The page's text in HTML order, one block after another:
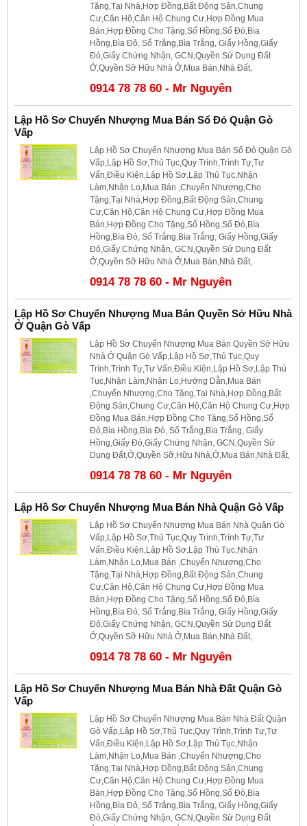
Tặng,Tại Nhà,Hợp Đồng,Bất Động Sản,Chung
Cư,Căn Hộ,Căn Hộ Chung Cư,Hợp Đồng Mua
Bán,Hợp Đồng Cho Tặng,Sổ Hồng,Sổ Đỏ,Bìa
Hồng,Bìa Đỏ, Sổ Trắng,Bìa Trắng, Giấy Hồng,Giấy
Đỏ,Giấy Chứng Nhận, GCN,Quyền Sử Dụng Đất
Ở,Quyền Sỡ Hữu Nhà Ở,Mua Bán,Nhà Đất,
0914 78 78 60 - Mr Nguyên
Lập Hồ Sơ Chuyển Nhượng Mua Bán Sổ Đỏ Quận Gò
Vấp
Lập Hồ Sơ Chuyển Nhượng Mua Bán Sổ Đỏ Quận Gò
Vấp,Lập Hồ Sơ,Thủ Tục,Quy Trình,Trình Tự,Tư
Vấn,Điều Kiện,Lập Hồ Sơ,Lập Thủ Tục,Nhận
Làm,Nhận Lo,Mua Bán ,Chuyển Nhượng,Cho
Tặng,Tại Nhà,Hợp Đồng,Bất Động Sản,Chung
Cư,Căn Hộ,Căn Hộ Chung Cư,Hợp Đồng Mua
Bán,Hợp Đồng Cho Tặng,Sổ Hồng,Sổ Đỏ,Bìa
Hồng,Bìa Đỏ, Sổ Trắng,Bìa Trắng, Giấy Hồng,Giấy
Đỏ,Giấy Chứng Nhận, GCN,Quyền Sử Dụng Đất
Ở,Quyền Sỡ Hữu Nhà Ở,Mua Bán,Nhà Đất,
0914 78 78 60 - Mr Nguyên
Lập Hồ Sơ Chuyển Nhượng Mua Bán Quyền Sở Hữu Nhà
Ở Quận Gò Vấp
Lập Hồ Sơ Chuyển Nhượng Mua Bán Quyền Sở Hữu
Nhà Ở Quận Gò Vấp,Lập Hồ Sơ,Thủ Tục,Quy
Trình,Trình Tự,Tư Vấn,Điều Kiện,Lập Hồ Sơ,Lập Thủ
Tục,Nhận Làm,Nhận Lo,Hướng Dẫn,Mua Bán
,Chuyển Nhượng,Cho Tặng,Tại Nhà,Hợp Đồng,Bất
Động Sản,Chung Cư,Căn Hộ,Căn Hộ Chung Cư,Hợp
Đồng Mua Bán,Hợp Đồng Cho Tặng,Sổ Hồng,Sổ
Đỏ,Bìa Hồng,Bìa Đỏ, Sổ Trắng,Bìa Trắng, Giấy
Hồng,Giấy Đỏ,Giấy Chứng Nhận, GCN,Quyền Sử
Dụng Đất,Ở,Quyền Sỡ,Hữu Nhà,Ở,Mua Bán,Nhà Đất,
0914 78 78 60 - Mr Nguyên
Lập Hồ Sơ Chuyển Nhượng Mua Bán Nhà Quận Gò Vấp
Lập Hồ Sơ Chuyển Nhượng Mua Bán Nhà Quận Gò
Vấp,Lập Hồ Sơ,Thủ Tục,Quy Trình,Trình Tự,Tư
Vấn,Điều Kiện,Lập Hồ Sơ,Lập Thủ Tục,Nhận
Làm,Nhận Lo,Mua Bán ,Chuyển Nhượng,Cho
Tặng,Tại Nhà,Hợp Đồng,Bất Động Sản,Chung
Cư,Căn Hộ,Căn Hộ Chung Cư,Hợp Đồng Mua
Bán,Hợp Đồng Cho Tặng,Sổ Hồng,Sổ Đỏ,Bìa
Hồng,Bìa Đỏ, Sổ Trắng,Bìa Trắng, Giấy Hồng,Giấy
Đỏ,Giấy Chứng Nhận, GCN,Quyền Sử Dụng Đất
Ở,Quyền Sỡ Hữu Nhà Ở,Mua Bán,Nhà Đất,
0914 78 78 60 - Mr Nguyên
Lập Hồ Sơ Chuyển Nhượng Mua Bán Nhà Đất Quận Gò
Vấp
Lập Hồ Sơ Chuyển Nhượng Mua Bán Nhà Đất Quận
Gò Vấp,Lập Hồ Sơ,Thủ Tục,Quy Trình,Trình Tự,Tư
Vấn,Điều Kiện,Lập Hồ Sơ,Lập Thủ Tục,Nhận
Làm,Nhận Lo,Mua Bán ,Chuyển Nhượng,Cho
Tặng,Tại Nhà,Hợp Đồng,Bất Động Sản,Chung
Cư,Căn Hộ,Căn Hộ Chung Cư,Hợp Đồng Mua
Bán,Hợp Đồng Cho Tặng,Sổ Hồng,Sổ Đỏ,Bìa
Hồng,Bìa Đỏ, Sổ Trắng,Bìa Trắng, Giấy Hồng,Giấy
Đỏ,Giấy Chứng Nhận, GCN,Quyền Sử Dụng Đất